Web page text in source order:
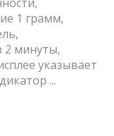
1 грамм,
2 минуты,
указывает
...